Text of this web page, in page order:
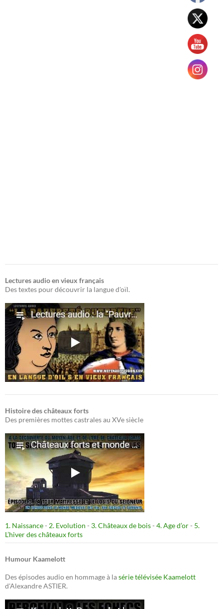
Lectures audio en vieux français
Des textes pour découvrir la langue d'oïl.
Histoire des châteaux forts
Des premières mottes castrales au XVe siècle
1. Naissance- 2. Evolution - 3. Châteaux de bois- 4. Age d’or- 5.
L’hiver des châteaux forts
Humour Kaamelott
Des épisodes audio en hommage à lasérie télévisée Kaamelott
d'Alexandre ASTIER.